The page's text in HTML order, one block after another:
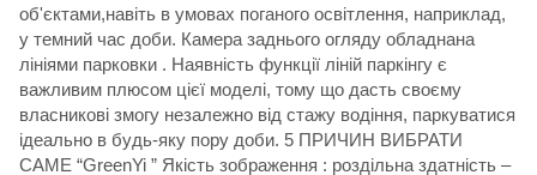
об'єктами,навіть в умовах поганого освітлення, наприклад,
у темний час доби. Камера заднього огляду обладнана
лініями парковки . Наявність функції ліній паркінгу є
важливим плюсом цієї моделі, тому що дасть своєму
власникові змогу незалежно від стажу водіння, паркуватися
ідеально в будь-яку пору доби. 5 ПРИЧИН ВИБРАТИ
САМЕ “GreenYi ” Якість зображення : роздільна здатність –